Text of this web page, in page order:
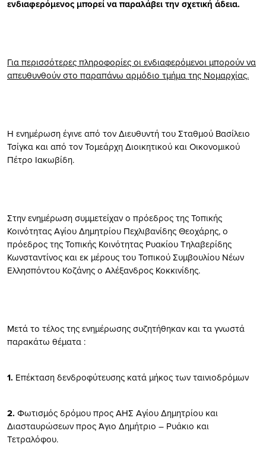
ενδιαφερόμενος μπορεί να παραλάβει την σχετική άδεια.
Για περισσότερες πληροφορίες οι ενδιαφερόμενοι μπορούν να
απευθυνθούν στο παραπάνω αρμόδιο τμήμα της Νομαρχίας.
Η ενημέρωση έγινε από τον Διευθυντή του Σταθμού Βασίλειο
Τσίγκα και από τον Τομεάρχη Διοικητικού και Οικονομικού
Πέτρο Ιακωβίδη.
Στην ενημέρωση συμμετείχαν ο πρόεδρος της Τοπικής
Κοινότητας Αγίου Δημητρίου Πεχλιβανίδης Θεοχάρης, ο
πρόεδρος της Τοπικής Κοινότητας Ρυακίου Τηλαβερίδης
Κωνσταντίνος και εκ μέρους του Τοπικού Συμβουλίου Νέων
Ελλησπόντου Κοζάνης ο Αλέξανδρος Κοκκινίδης.
Μετά το τέλος της ενημέρωσης συζητήθηκαν και τα γνωστά
παρακάτω θέματα :
1. Επέκταση δενδροφύτευσης κατά μήκος των ταινιοδρόμων
2. Φωτισμός δρόμου προς ΑΗΣ Αγίου Δημητρίου και
Διασταυρώσεων προς Άγιο Δημήτριο – Ρυάκιο και
Τετραλόφου.